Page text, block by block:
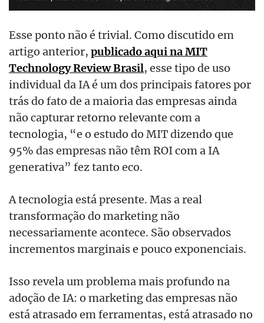
Esse ponto não é trivial. Como discutido em
artigo anterior, publicado aqui na MIT
Technology Review Brasil, esse tipo de uso
individual da IA é um dos principais fatores por
trás do fato de a maioria das empresas ainda
não capturar retorno relevante com a
tecnologia, “e o estudo do MIT dizendo que
95% das empresas não têm ROI com a IA
generativa” fez tanto eco.
A tecnologia está presente. Mas a real
transformação do marketing não
necessariamente acontece. São observados
incrementos marginais e pouco exponenciais.
Isso revela um problema mais profundo na
adoção de IA: o marketing das empresas não
está atrasado em ferramentas, está atrasado no